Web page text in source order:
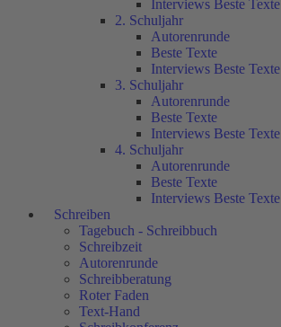
Interviews Beste Texte
2. Schuljahr
Autorenrunde
Beste Texte
Interviews Beste Texte
3. Schuljahr
Autorenrunde
Beste Texte
Interviews Beste Texte
4. Schuljahr
Autorenrunde
Beste Texte
Interviews Beste Texte
Schreiben
Tagebuch - Schreibbuch
Schreibzeit
Autorenrunde
Schreibberatung
Roter Faden
Text-Hand